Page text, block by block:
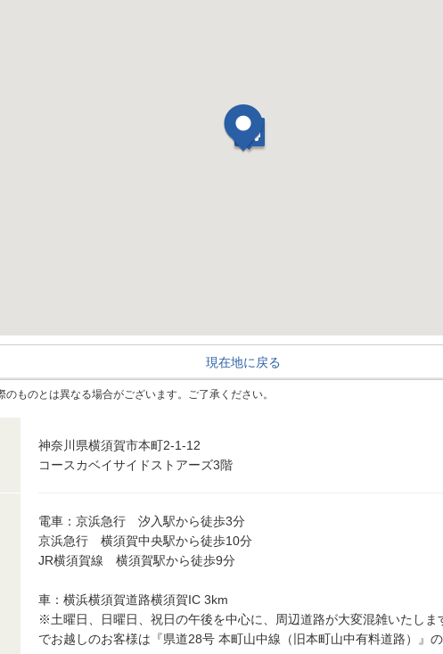
現在地に戻る
ものとは異なる場合がございます。ご了承ください。
神奈川県横須賀市本町2-1-12
コースカベイサイドストアーズ3階
電車：京浜急行 汐入駅から徒歩3分
京浜急行 横須賀中央駅から徒歩10分
JR横須賀線 横須賀駅から徒歩9分
車：横浜横須賀道路横須賀IC 3km
※土曜日、日曜日、祝日の午後を中心に、周辺道路が大変混雑いたし
でお越しのお客様は『県道28号 本町山中線（旧本町山中有料道路）』